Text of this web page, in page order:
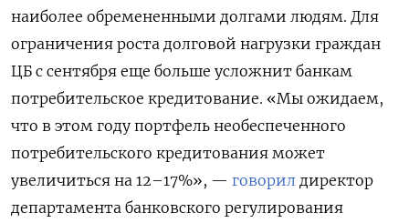
наиболее обремененными долгами людям. Для
ограничения роста долговой нагрузки граждан
ЦБ с сентября еще больше усложнит банкам
потребительское кредитование. «Мы ожидаем,
что в этом году портфель необеспеченного
потребительского кредитования может
увеличиться на 12–17%», — говорил директор
департамента банковского регулирования